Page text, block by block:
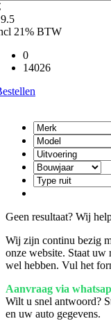
21% BTW
0
14026
Geen resultaat? Wij
Wij zijn continu bezig
onze website. Staat uw
wel hebben. Vul het
Aanvraag via
Wilt u snel antwoord?
en uw auto gegevens.